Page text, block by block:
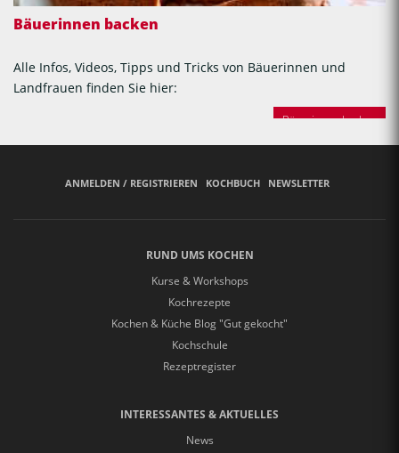
Bäuerinnen backen
Alle Infos, Videos, Tipps und Tricks von Bäuerinnen und
Landfrauen finden Sie hier:
Bäuerinnen backen
ANMELDEN / REGISTRIEREN KOCHBUCH NEWSLETTER
RUND UMS KOCHEN
Kurse & Workshops
Kochrezepte
Kochen & Küche Blog "Gut gekocht"
Kochschule
Rezeptregister
INTERESSANTES & AKTUELLES
News